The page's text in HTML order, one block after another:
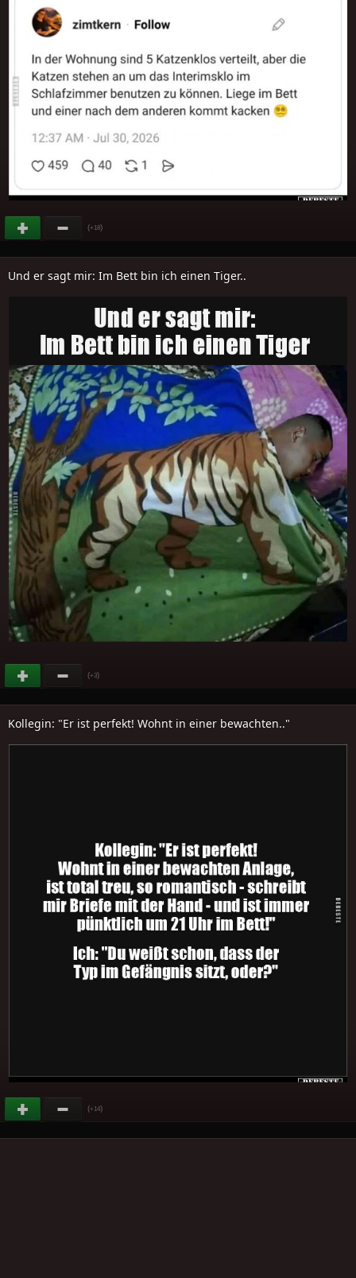
(+18)
Und er sagt mir: Im Bett bin ich einen Tiger..
(+3)
Kollegin: "Er ist perfekt! Wohnt in einer bewachten.."
(+14)